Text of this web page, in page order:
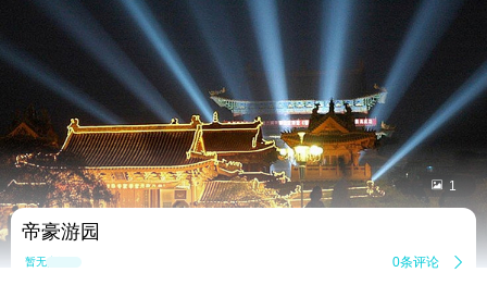
 1
帝豪游园
暂无点评 0条评论 